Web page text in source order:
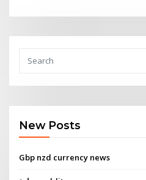
New Posts
Gbp nzd currency news